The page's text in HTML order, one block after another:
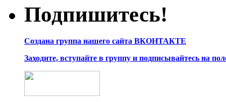
Подпишитесь!
Создана группа нашего сайта ВКОНТАКТЕ
Заходите, вступайте в группу и подписывайтесь на